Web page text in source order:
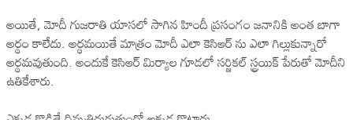
అయితే, మోదీ గుజరాతి యాసలో సాగిన హిందీ ప్రసంగం జనానికి అంత బాగా
అర్థం కాలేదు. అర్థమయితే మాత్రం మోదీ ఎలా కెసిఆర్ ను ఎలా గిల్లుకున్నారో
అర్థమవుతుంది. అందుకే కెసిఆర్ మిర్యాల గూడలో సర్జికల్ స్ట్రయిక్ పేరుతో మోదీని
ఉతికేశారు.